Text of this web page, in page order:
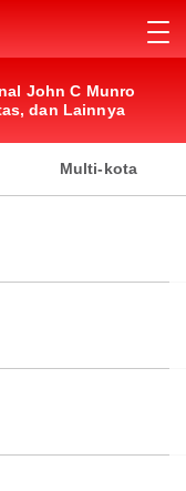
John C Munro
dan Lainnya
Multi-kota